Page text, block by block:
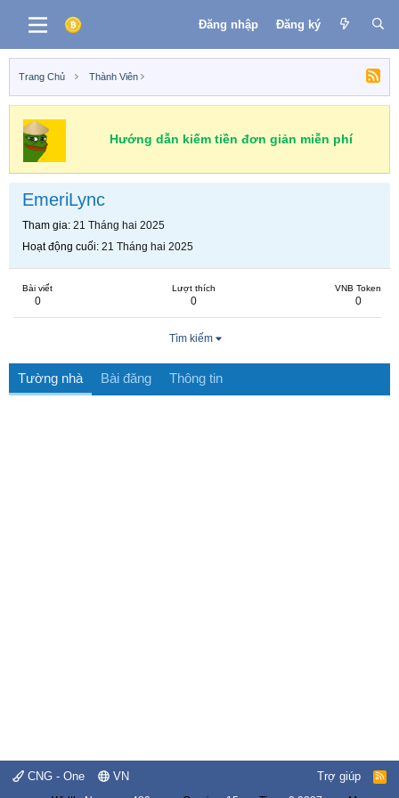
Đăng nhập Đăng ký
Trang Chủ Thành Viên
Hướng dẫn kiếm tiền đơn giản miễn phí
EmeriLync
Tham gia 21 Tháng hai 2025
Hoạt động cuối 21 Tháng hai 2025
Bài viết
0
Lượt thích
0
VNB Token
0
Tìm kiếm
Tường nhà Bài đăng Thông tin
CNG - One VN Trợ giúp
R